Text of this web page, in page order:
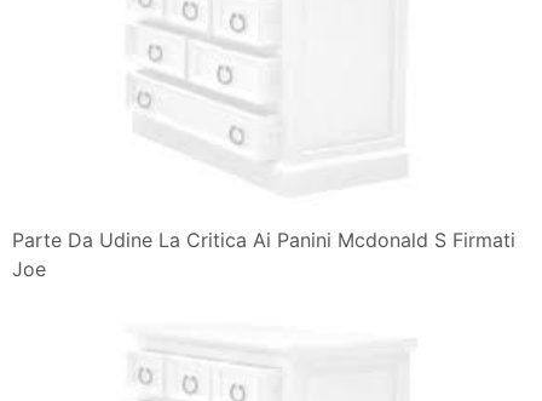
Parte Da Udine La Critica Ai Panini Mcdonald S Firmati
Joe